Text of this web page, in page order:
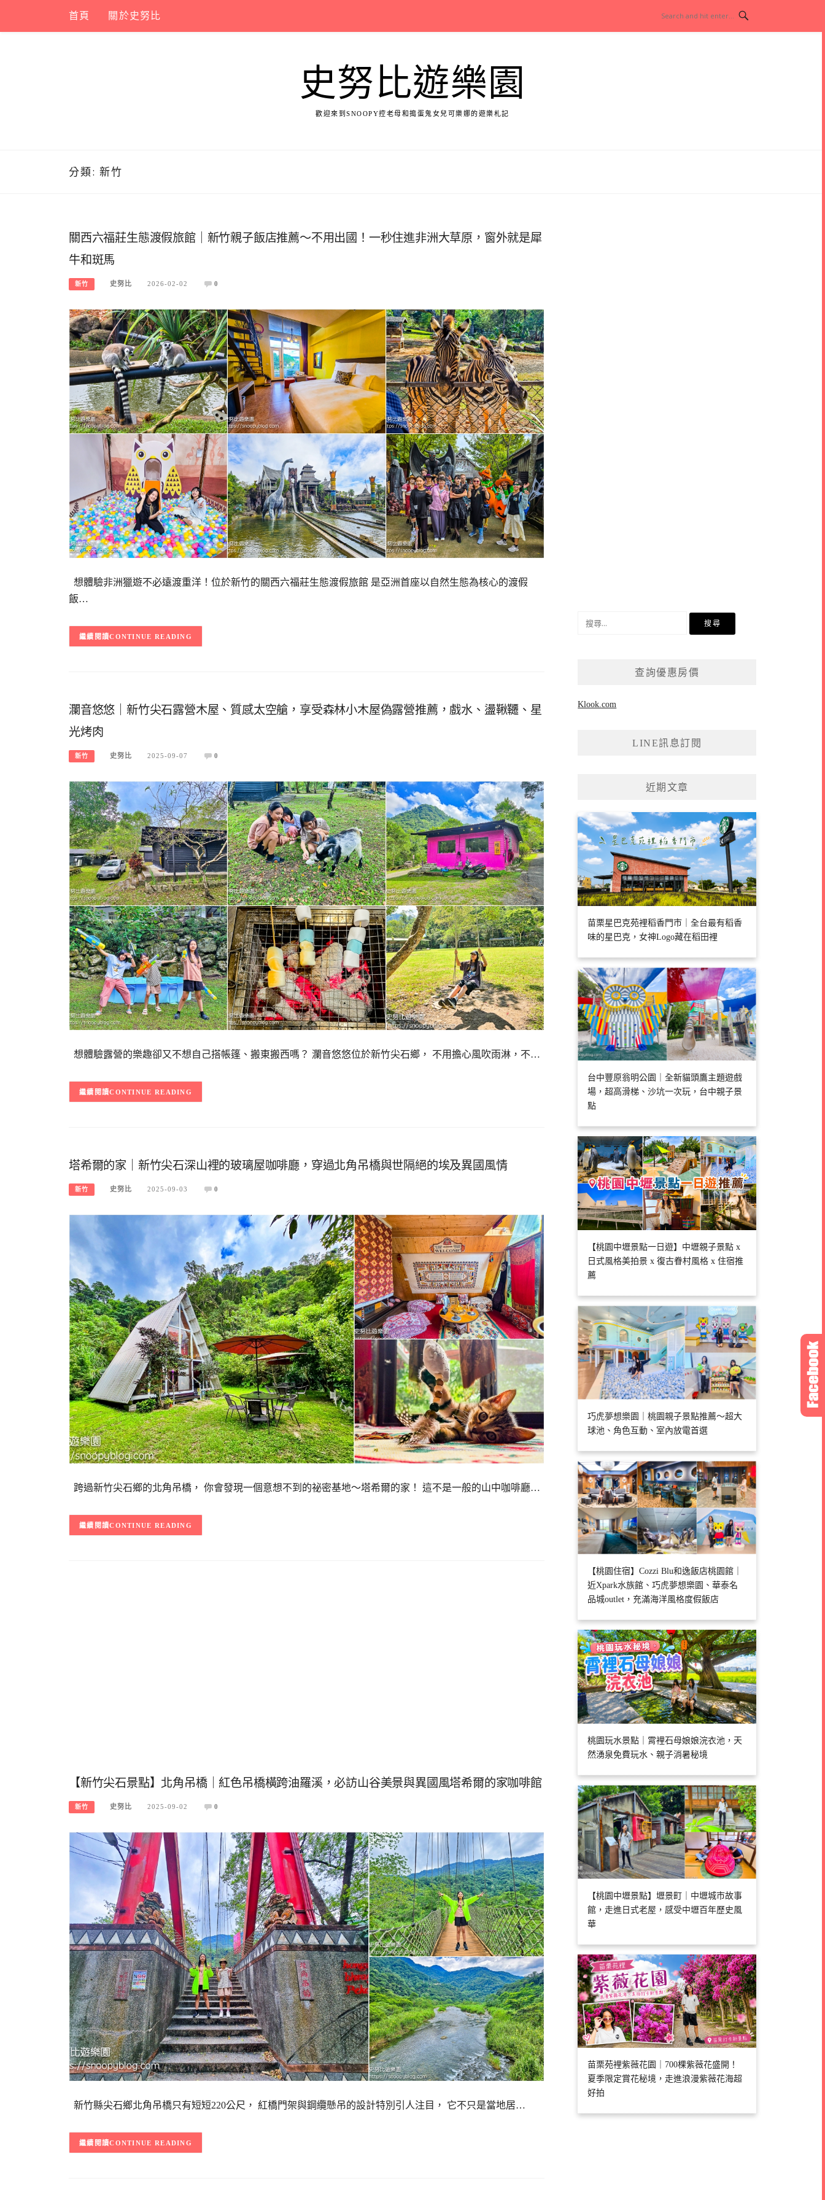
content
首頁 關於史努比
史努比遊樂園
歡迎來到SNOOPY控老母和搗蛋鬼女兒可樂娜的遊樂札記
分類: 新竹
關西六福莊生態渡假旅館｜新竹親子飯店推薦～不用出國！一秒住進非洲大草原，窗外就是犀
牛和斑馬
新竹 史努比 2026-02-02 0
想體驗非洲獵遊不必遠渡重洋！位於新竹的關西六福莊生態渡假旅館 是亞洲首座以自然生態為核心的渡假
飯…
CONTINUE READING
瀾音悠悠｜新竹尖石露營木屋、質感太空艙，享受森林小木屋偽露營推薦，戲水、盪鞦韆、星
光烤肉
新竹 史努比 2025-09-07 0
想體驗露營的樂趣卻又不想自己搭帳篷、搬東搬西嗎？ 瀾音悠悠位於新竹尖石鄉， 不用擔心風吹雨淋，不…
CONTINUE READING
塔希爾的家｜新竹尖石深山裡的玻璃屋咖啡廳，穿過北角吊橋與世隔絕的埃及異國風情
新竹 史努比 2025-09-03 0
跨過新竹尖石鄉的北角吊橋， 你會發現一個意想不到的祕密基地～塔希爾的家！ 這不是一般的山中咖啡廳…
CONTINUE READING
【新竹尖石景點】北角吊橋｜紅色吊橋橫跨油羅溪，必訪山谷美景與異國風塔希爾的家咖啡館
新竹 史努比 2025-09-02 0
新竹縣尖石鄉北角吊橋只有短短220公尺， 紅橋門架與鋼纜懸吊的設計特別引人注目， 它不只是當地居…
CONTINUE READING
查詢優惠房價
Klook.com
LINE訊息訂閱
近期文章
苗栗星巴克苑裡稻香門市｜全台最有稻香
味的星巴克，女神Logo藏在稻田裡
台中豐原翁明公園｜全新貓頭鷹主題遊戲
場，超高滑梯、沙坑一次玩，台中親子景
點
【桃園中壢景點一日遊】中壢親子景點 x
日式風格美拍景 x 復古眷村風格 x 住宿推
薦
巧虎夢想樂園｜桃園親子景點推薦～超大
球池、角色互動、室內放電首選
【桃園住宿】Cozzi Blu和逸飯店桃園館｜
近Xpark水族館、巧虎夢想樂園、華泰名
品城outlet，充滿海洋風格度假飯店
桃園玩水景點｜霄裡石母娘娘浣衣池，天
然湧泉免費玩水、親子消暑秘境
【桃園中壢景點】壢景町｜中壢城市故事
館，走進日式老屋，感受中壢百年歷史風
華
苗栗苑裡紫薇花園｜700棵紫薇花盛開！
夏季限定賞花秘境，走進浪漫紫薇花海超
好拍